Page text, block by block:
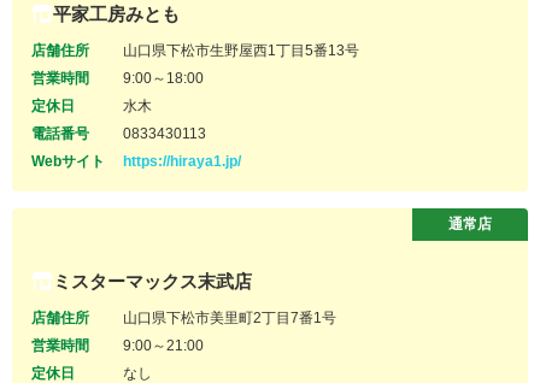
平家工房みとも
店舗住所
山口県下松市生野屋西1丁目5番13号
営業時間
9:00～18:00
定休日
水木
電話番号
0833430113
Webサイト
https://hiraya1.jp/
ミスターマックス末武店
店舗住所
山口県下松市美里町2丁目7番1号
営業時間
9:00～21:00
定休日
なし
通常店